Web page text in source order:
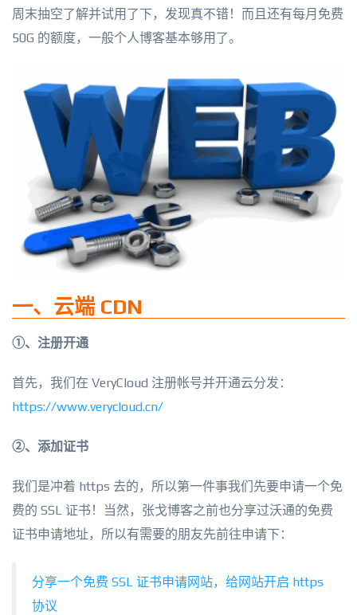
周末抽空了解并试用了下，发现真不错！而且还有每月免费
50G 的额度，一般个人博客基本够用了。
一、云端 CDN
①、注册开通
首先，我们在 VeryCloud 注册帐号并开通云分发：
https://www.verycloud.cn/
②、添加证书
我们是冲着 https 去的，所以第一件事我们先要申请一个免
费的 SSL 证书！当然，张戈博客之前也分享过沃通的免费
证书申请地址，所以有需要的朋友先前往申请下：
分享一个免费 SSL 证书申请网站，给网站开启 https
协议